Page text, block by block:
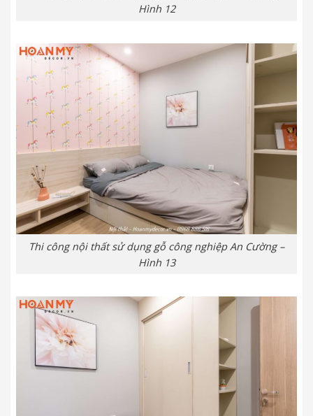
Hình 12
Thi công nội thất sử dụng gỗ công nghiệp An Cường –
Hình 13